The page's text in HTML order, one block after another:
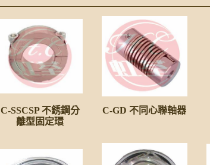
C-SSCSP 不銹鋼分
離型固定環
C-GD 不同心聯軸器